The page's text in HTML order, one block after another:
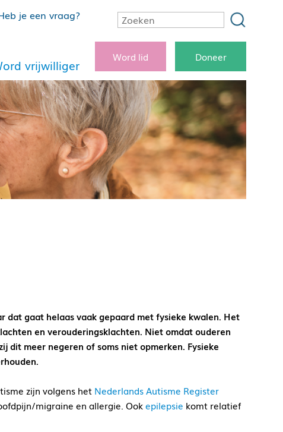
je een vraag?
vrijwilliger
Word lid Doneer
gaat helaas vaak gepaard met fysieke kwalen. Het
en verouderingsklachten. Niet omdat ouderen
dit meer negeren of soms niet opmerken. Fysieke
zijn volgens het Nederlands Autisme Register
migraine en allergie. Ookepilepsie komt relatief